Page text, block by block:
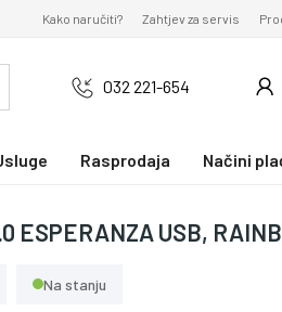
Kako naručiti? Zahtjev za servis
032 221-654
Rasprodaja Načini
ESPERANZA USB,
Na stanju